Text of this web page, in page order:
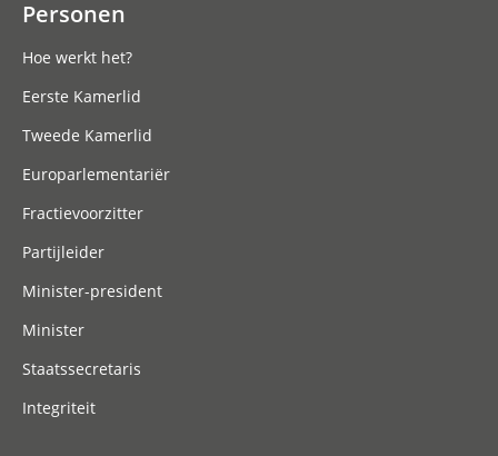
Personen
Hoe werkt het?
Eerste Kamerlid
Tweede Kamerlid
Europarlementariër
Fractievoorzitter
Partijleider
Minister-president
Minister
Staatssecretaris
Integriteit